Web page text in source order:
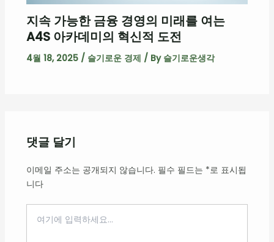
지속 가능한 금융 경영의 미래를 여는
A4S 아카데미의 혁신적 도전
4월 18, 2025 / 슬기로운 경제 / By 슬기로운생각
댓글 달기
이메일 주소는 공개되지 않습니다. 필수 필드는 *로 표시됩
니다